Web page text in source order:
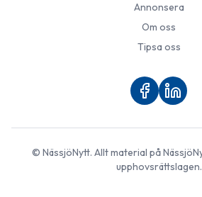
Annonsera
Om oss
Tipsa oss
© NässjöNytt. Allt material på
upphovsrättslagen.